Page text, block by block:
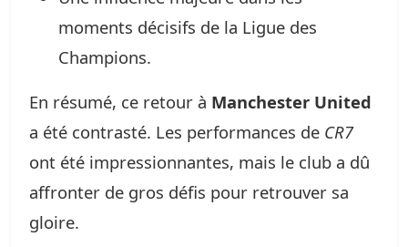
moments décisifs de la Ligue des
Champions.
En résumé, ce retour à Manchester United
a été contrasté. Les performances de CR7
ont été impressionnantes, mais le club a dû
affronter de gros défis pour retrouver sa
gloire.